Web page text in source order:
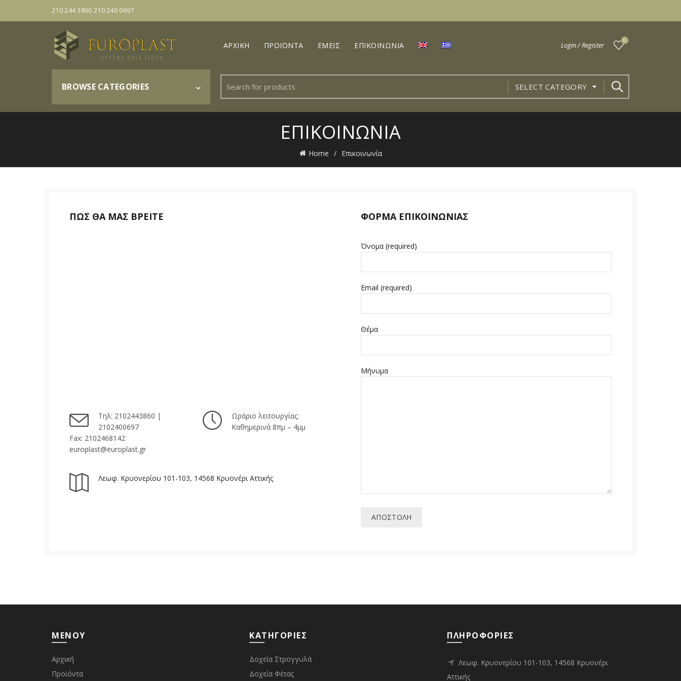
210 244 3860 210 240 0697
ΑΡΧΙΚΗ ΠΡΟΪΟΝΤΑ ΕΜΕΙΣ ΕΠΙΚΟΙΝΩΝΙΑ Login / Register
0
BROWSE CATEGORIES
for:
SELECT CATEGORY
ΕΠΙΚΟΙΝΩΝΙΑ
Home Επικοινωνία
ΠΩΣ ΘΑ ΜΑΣ ΒΡΕΙΤΕ
Τηλ: 2102443860 |
2102400697
Fax: 2102468142
europlast@europlast.gr
Ωράριο λειτουργίας:
Καθημερινά 8πμ – 4μμ
Λεωφ. Κρυονερίου 101-103, 14568 Κρυονέρι Αττικής
ΦΟΡΜΑ ΕΠΙΚΟΙΝΩΝΙΑΣ
Όνομα (required)
Email (required)
Θέμα
Μήνυμα
ΜΕΝΟΥ
Αρχική
Προϊόντα
ΚΑΤΗΓΟΡΙΕΣ
Δοχεία Στρογγυλά
Δοχεία Φέτας
ΠΛΗΡΟΦΟΡΙΕΣ
Λεωφ. Κρυονερίου 101-103, 14568 Κρυονέρι
Αττικής